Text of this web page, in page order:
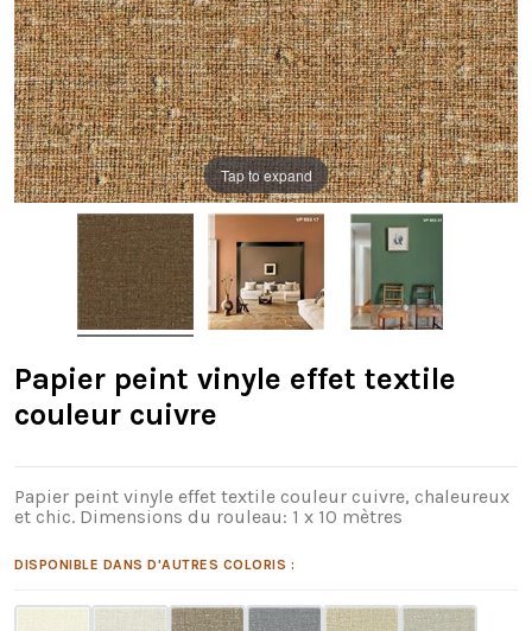
Tap to expand
Papier peint vinyle effet textile
couleur cuivre
Papier peint vinyle effet textile couleur cuivre, chaleureux
et chic. Dimensions du rouleau: 1 x 10 mètres
DISPONIBLE DANS D'AUTRES COLORIS :